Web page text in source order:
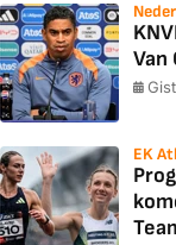
Van
EK